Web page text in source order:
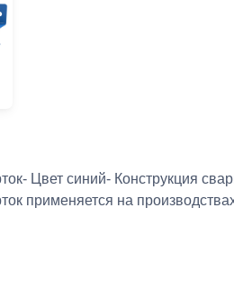
Цвет синий- Конструкция
применяется на